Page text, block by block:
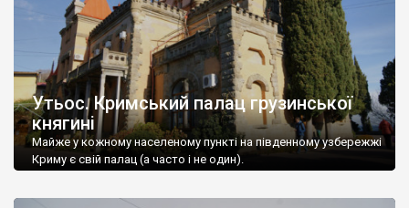
Утьос. Кримський палац грузинської
княгині
Майже у кожному населеному пункті на південному узбережжі
Криму є свій палац (а часто і не один).